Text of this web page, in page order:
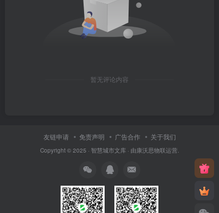
暂无评论内容
友链申请 免责声明 广告合作 关于我们
Copyright © 2025 · 智慧城市文库 · 由康沃思物联运营.